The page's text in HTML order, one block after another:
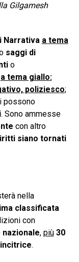
Gilgamesh
Narrativa a tema
saggi di
o
a tema giallo:
poliziesco;
possono
. Sono ammesse
con altro
siano tornati
nella
classificata
con
, più 30
.